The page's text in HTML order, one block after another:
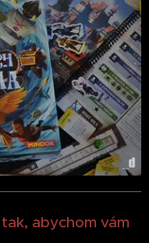
abychom vám